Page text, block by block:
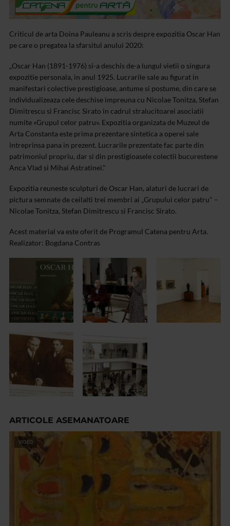
Criticul de arta Doina Pauleanu a scris despre expozitia Oscar Han
pe care o pregatea la sfarsitul anului 2020:
„Oscar Han (1891-1976) si-a deschis de-a lungul vietii o singura
expozitie personala, in anul 1925. Lucrarile sale au figurat in
manifestari colective prestigioase, antume si postume, din care se
individualizeaza cele deschise impreuna cu Nicolae Tonitza, Stefan
Dimitrescu si Francisc Sirato in cadrul stralucitoarei asociatii
numite «Grupul celor patru». Expozitia organizata de Muzeul de
Arta Constanta este prima prezentare sintetica a operei sale
intreprinsa pana in prezent. Lucrarile prezentate fac parte din
patrimoniul propriu, dar si din prestigioasele colectii bucurestene
Anca Vlad si Mihai Astratinei."
Expozitia reuneste sculpturi de Oscar Han, alaturi de lucrari de
pictura semnate de ceilalti trei membri ai „Grupului celor patru" –
Nicolae Tonitza, Stefan Dimitrescu si Francisc Sirato.
Acest material va este oferit de Programul Catena pentru Arta.
Realizator: Bogdana Contras
ARTICOLE ASEMANATOARE
VIDEO